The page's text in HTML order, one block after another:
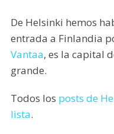
De Helsinki hemos
entrada a Finlandia
Vantaa, es la capital
grande.
Todos los posts de
lista.